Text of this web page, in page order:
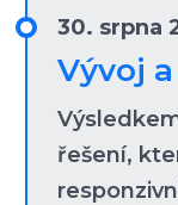
30. srpna
Vývoj
řešení,